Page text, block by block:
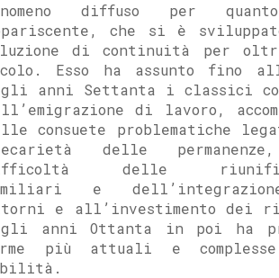
diffuso per
che si è
di continuità per oltre
Esso ha assunto fino
anni Settanta i classici
di lavoro,
consuete problematiche
delle
delle
e
e all’investimento dei
anni Ottanta in poi ha
più attuali e